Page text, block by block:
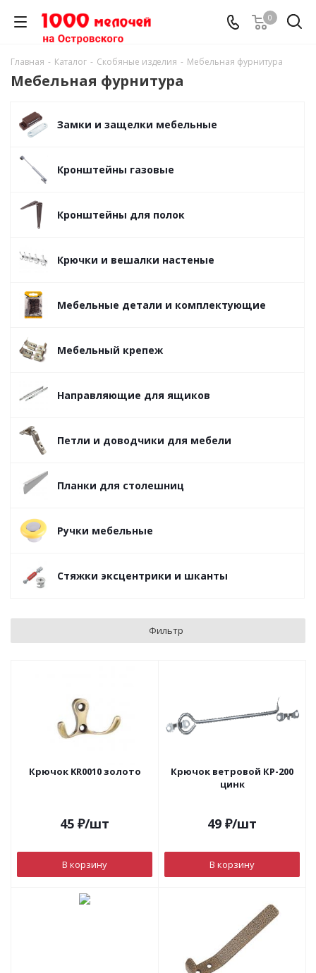
0
Главная - Каталог - Скобяные изделия - Мебельная фурнитура
Мебельная фурнитура
Замки и защелки мебельные
Кронштейны газовые
Кронштейны для полок
Крючки и вешалки настеные
Мебельные детали и комплектующие
Мебельный крепеж
Направляющие для ящиков
Петли и доводчики для мебели
Планки для столешниц
Ручки мебельные
Стяжки эксцентрики и шканты
Фильтр
Крючок KR0010 золото
45 ₽/шт
В корзину
Крючок ветровой КР-200
цинк
49 ₽/шт
В корзину